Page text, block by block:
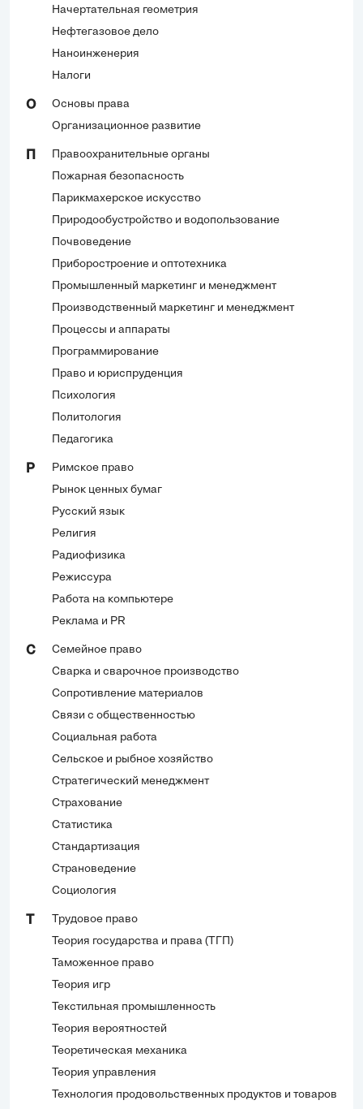
Начертательная геометрия
Нефтегазовое дело
Наноинженерия
Налоги
О
Основы права
Организационное развитие
Правоохранительные органы
Пожарная безопасность
Парикмахерское искусство
Природообустройство и водопользование
Почвоведение
Приборостроение и оптотехника
Промышленный маркетинг и менеджмент
Производственный маркетинг и менеджмент
Процессы и аппараты
Программирование
Право и юриспруденция
Психология
Политология
Педагогика
Р
Римское право
Рынок ценных бумаг
Русский язык
Религия
Радиофизика
Режиссура
Работа на компьютере
Реклама и PR
С
Семейное право
Сварка и сварочное производство
Сопротивление материалов
Связи с общественностью
Социальная работа
Сельское и рыбное хозяйство
Стратегический менеджмент
Страхование
Статистика
Стандартизация
Страноведение
Социология
Трудовое право
Теория государства и права (ТГП)
Таможенное право
Теория игр
Текстильная промышленность
Теория вероятностей
Теоретическая механика
Теория управления
Технология продовольственных продуктов и товаров